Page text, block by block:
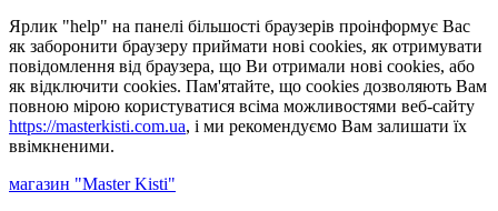
Ярлик "help" на панелі більшості браузерів проінформує Вас
як заборонити браузеру приймати нові cookies, як отримувати
повідомлення від браузера, що Ви отримали нові cookies, або
як відключити cookies. Пам'ятайте, що cookies дозволяють Вам
повною мірою користуватися всіма можливостями веб-сайту
https://masterkisti.com.ua, і ми рекомендуємо Вам залишати їх
ввімкненими.
магазин "Master Kisti"